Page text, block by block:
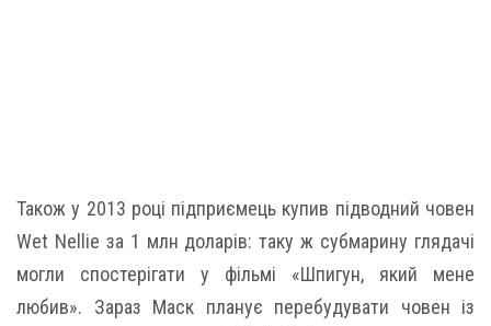
Також у 2013 році підприємець купив підводний човен
Wet Nellie за 1 млн доларів: таку ж субмарину глядачі
могли спостерігати у фільмі «Шпигун, який мене
любив». Зараз Маск планує перебудувати човен із